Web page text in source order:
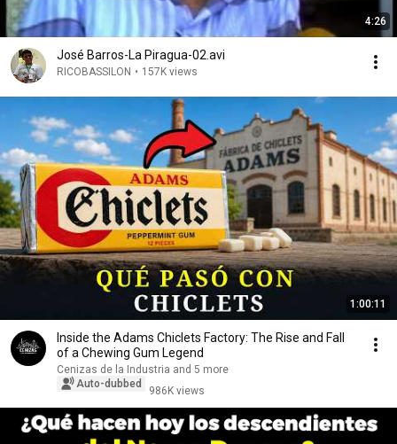
4:26
José Barros-La Piragua-02.avi
RICOBASSILON • 157K views
1:00:11
Inside the Adams Chiclets Factory: The Rise and Fall
of a Chewing Gum Legend
Cenizas de la Industria and 5 more
Auto-dubbed
986K views